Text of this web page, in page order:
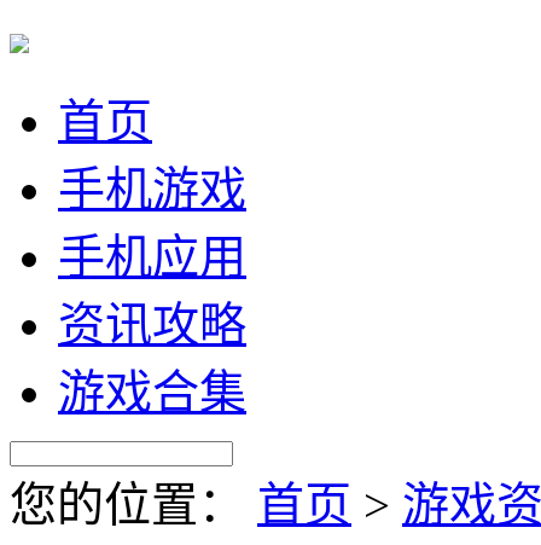
首页
手机游戏
手机应用
资讯攻略
游戏合集
您的位置： 首页 > 游戏